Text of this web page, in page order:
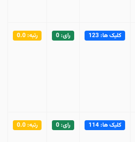
کلیک ها: 123 رای: 0 رتبه: 0.0
کلیک ها: 114 رای: 0 رتبه: 0.0